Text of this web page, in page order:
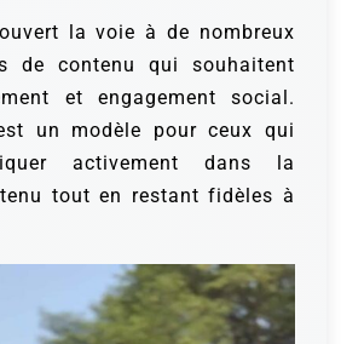
la voie à de nombreux
de contenu qui souhaitent
et engagement social.
un modèle pour ceux qui
activement dans la
tout en restant fidèles à